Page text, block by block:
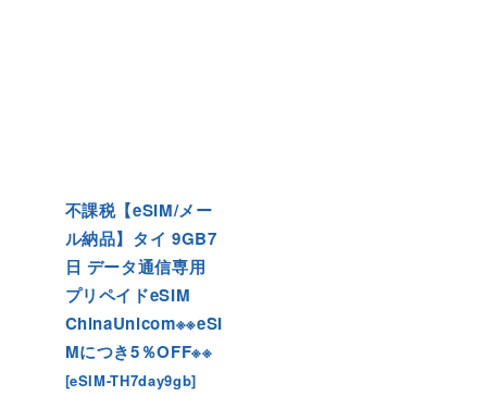
不課税【eSIM/メー
ル納品】タイ 9GB7
日 データ通信専用
プリペイドeSIM
ChinaUnicom※※eSI
Mにつき5％OFF※※
[eSIM-TH7day9gb]